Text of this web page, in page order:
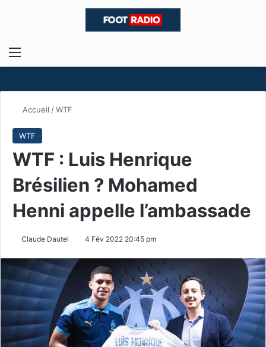
Menu
Accueil /WTF
WTF
WTF : Luis Henrique
Brésilien ? Mohamed
Henni appelle l’ambassade
Claude Dautel 4 Fév 2022 20:45 pm